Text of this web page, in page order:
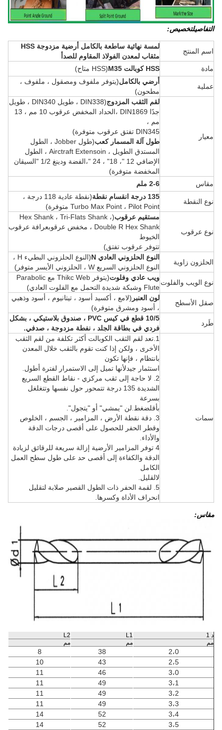
التفاصيلتخصيص:
اسم المنتج
لمسة نهائية ساطعة بالكامل أرضية مزدوجة HSS
مثقاب لمعدن الفولاذ المقاوم للصدأ
مادة
HSS كوبالت M35 (HSS متاح)
عملية
أرضي بالكامل(يتوفر ملفوف ومصقول ، ملفوف ،
مطحون)
معيار
لقم الثقب المزدوج
(DIN338 ، طويل DIN340 ، طويل
جدًا DIN1869 ،
الحداد المخفض عرقوب 10 مم ، 13
مم ،
DIN345 تفتق عرقوب متوفرة)
طول آلة المسمار كعب
(طول Jobber ، الطول
المستدق الطويل ، Airctraft Extensoin ، الطول
الإضافي 12 "، 18" ، 24 "،
الفضة ودينغ 1/2 "السيقان
المخفضة متوفرة)
مقاس
2-6 ملم
نوع النقطة
135 درجة انقسام نقطة
(نقطة عادية 118 درجة ،
Turbo Max Point ، Pilot Point متوفرة)
نوع عرقوب
مستقيم عرقوب (Hex Shank ، Tri-Flats Shank ،
Double R Hex Shank ، مخفض عرقوب
عرافة عرقوب
الخيوط
تتوفر عرقوب تفتق)
الحلزون زاوية
النوع الحلزوني العادي N
(النوع الحلزوني البطيء H ،
النوع الحلزوني السريع W ، الحلزوني الأيسر متوفر)
نوع الويب والفلوت
ويب عادي وفلوت
(يتوفر Thikc Web مع Parabolic
Flute وشبكة شديدة التحمل مع الفلوت العادي)
صقل الأسطح
لون العنبر(لامع ، أكسيد أسود ، تيتانيوم ، أسود وذهبي
، أسود ومشرق متوفرة)
طَرد
10/5 قطع في كيس PVC ، صندوق بلاستيكي ، بشكل
فردي في بطاقة الجلد ، نفطة مزدوجة ، صدفي.
سمات
1.تعد لقم الثقب الكوبالت أكثر تكلفة من لقم الثقب
الأخرى ، ولكن إذا كنت تقوم بالثقب خلال المعدن
بانتظام ، فإنها تكون
استثمار جيدلأنها تميل إلى الاستمرار لفترة أطول.
2. لا حاجة إلى ثقب مركزي - نقاط القطع السريع
الشديدة 135 درجة تتمحور حول نفسها وتتغلغل
بسرعة
بأقلضغط.لن "يمشي" أو "يتجول".
3. دقة نقطة الأرض ، المزامير ، الجسم ، الخلوص
وقطر الحفر للحصول على أقصى درجات الدقة
والأداء.
4 توفر المزامير الأرضية إزالة سريعة للرقائق لزيادة
الدقة والكفاءة إلى أقصى حد على طول سطح العمل
الكامل
القليل.
5. لقمة الحفر ذات الطول القصير صلابة لتقليل
انحراف الأداة وكسرها.
مقاس:
د 1 L1
L2
مم
مم مم
2،0 38
8
2،5
43
10
3،0
46
11
3،1
49
11
3،2
49
11
3،3
49
11
3،4
52
14
3،5
52
14